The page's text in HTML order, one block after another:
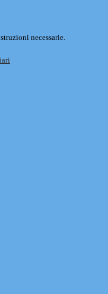
necessarie.